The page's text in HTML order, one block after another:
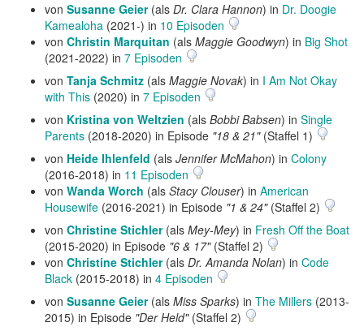
von Susanne Geier(als Dr. Clara Hannon) in Dr. Doogie
Kamealoha (2021-) in 10 Episoden
von Christin Marquitan (als Maggie Goodwyn) in Big Shot
(2021-2022) in 7 Episoden
von Tanja Schmitz (als Maggie Novak) in I Am Not Okay
with This (2020) in 7 Episoden
von Kristina von Weltzien (als Bobbi Babsen) in Single
Parents (2018-2020) in Episode "18 & 21"(Staffel 1)
von Heide Ihlenfeld (als Jennifer McMahon) in Colony
(2016-2018) in 11 Episoden
von Wanda Worch (als Stacy Clouser) in American
Housewife (2016-2021) in Episode "1 & 24"(Staffel 2)
von Christine Stichler(als Mey-Mey) in Fresh Off the Boat
(2015-2020) in Episode "6 & 17"(Staffel 2)
von Christine Stichler(als Dr. Amanda Nolan) in Code
Black (2015-2018) in 4 Episoden
von Susanne Geier(als Miss Sparks) in The Millers (2013-
2015) in Episode "Der Held"(Staffel 2)